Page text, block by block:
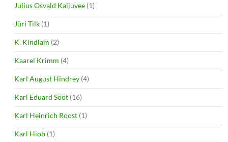
Julius Osvald Kaljuvee (1)
Jüri Tilk (1)
K. Kindlam (2)
Kaarel Krimm (4)
Karl August Hindrey (4)
Karl Eduard Sööt (16)
Karl Heinrich Roost (1)
Karl Hiob (1)